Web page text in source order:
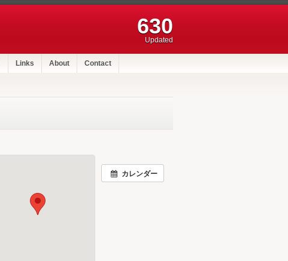
630
Updated
Links About Contact
カレンダー